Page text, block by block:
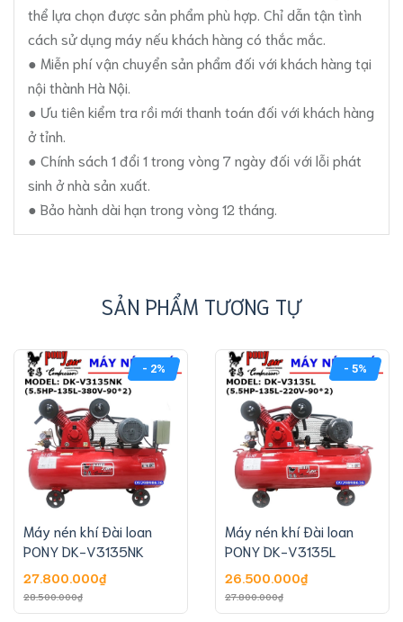
thể lựa chọn được sản phẩm phù hợp. Chỉ dẫn tận tình
cách sử dụng máy nếu khách hàng có thắc mắc.
● Miễn phí vận chuyển sản phẩm đối với khách hàng tại
nội thành Hà Nội.
● Ưu tiên kiểm tra rồi mới thanh toán đối với khách hàng
ở tỉnh.
● Chính sách 1 đổi 1 trong vòng 7 ngày đối với lỗi phát
sinh ở nhà sản xuất.
● Bảo hành dài hạn trong vòng 12 tháng.
SẢN PHẨM TƯƠNG TỰ
- 2%
Máy nén khí Đài loan
PONY DK-V3135NK
27.800.000₫
28.500.000₫
- 5%
Máy nén khí Đài loan
PONY DK-V3135L
26.500.000₫
27.800.000₫